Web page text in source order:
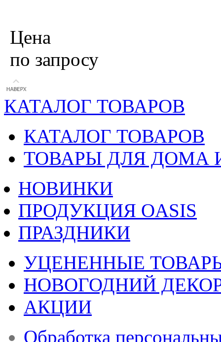
Цена
по запросу
КАТАЛОГ ТОВАРОВ
КАТАЛОГ ТОВАРОВ
ТОВАРЫ ДЛЯ ДОМА
НОВИНКИ
ПРОДУКЦИЯ OASIS
ПРАЗДНИКИ
УЦЕНЕННЫЕ
НОВОГОДНИЙ
АКЦИИ
Обработка